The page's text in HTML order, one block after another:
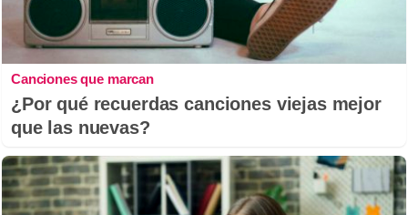
Canciones que marcan
¿Por qué recuerdas canciones viejas mejor
que las nuevas?